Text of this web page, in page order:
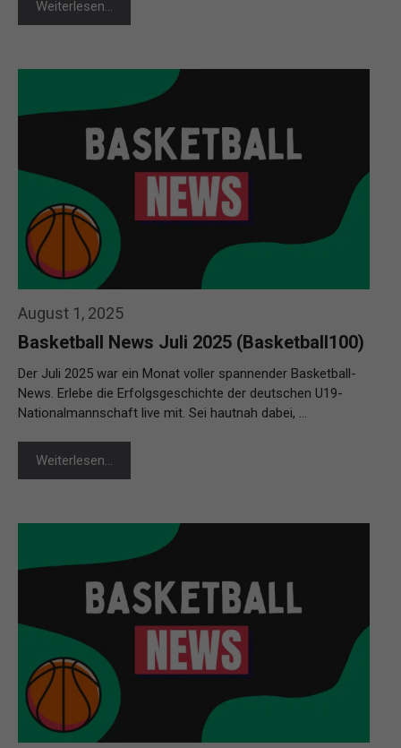
Weiterlesen…
August 1, 2025
Basketball News Juli 2025 (Basketball100)
Der Juli 2025 war ein Monat voller spannender Basketball-
News. Erlebe die Erfolgsgeschichte der deutschen U19-
Nationalmannschaft live mit. Sei hautnah dabei, …
Weiterlesen…